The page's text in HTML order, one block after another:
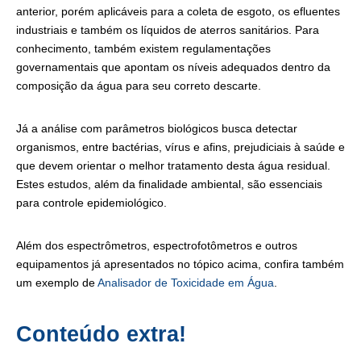
anterior, porém aplicáveis para a coleta de esgoto, os efluentes
industriais e também os líquidos de aterros sanitários. Para
conhecimento, também existem regulamentações
governamentais que apontam os níveis adequados dentro da
composição da água para seu correto descarte.
Já a análise com parâmetros biológicos busca detectar
organismos, entre bactérias, vírus e afins, prejudiciais à saúde e
que devem orientar o melhor tratamento desta água residual.
Estes estudos, além da finalidade ambiental, são essenciais
para controle epidemiológico.
Além dos espectrômetros, espectrofotômetros e outros
equipamentos já apresentados no tópico acima, confira também
um exemplo deAnalisador de Toxicidade em Água
Conteúdo extra!